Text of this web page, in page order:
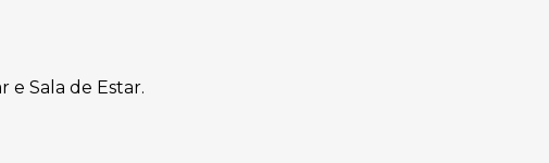
e Sala de Estar.